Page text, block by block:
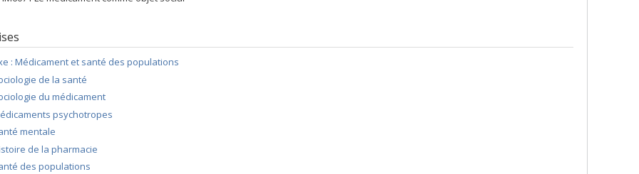
: Médicament et santé des populations
de la santé
du médicament
psychotropes
mentale
de la pharmacie
des populations